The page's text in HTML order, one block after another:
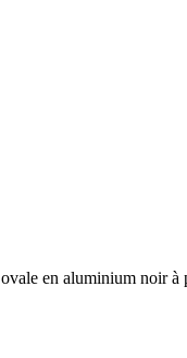
en aluminium noir à